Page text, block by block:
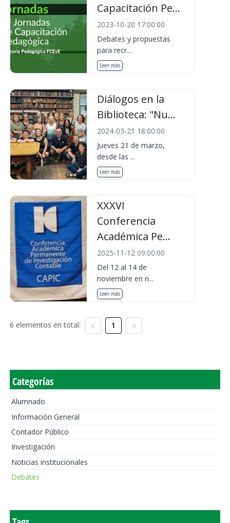
Capacitación Pe...
2023-10-20 17:00:00
Debates y propuestas
para recr...
Leer más
Diálogos en la
Biblioteca: "Nu...
2024-03-21 18:00:00
Jueves 21 de marzo,
desde las ...
Leer más
XXXVI
Conferencia
Académica Pe...
2025-11-12 09:00:00
Del 12 al 14 de
noviembre en n...
Leer más
6 elementos en total: 1
Categorías
Alumnado
Información General
Contador Público
Investigación
Noticias institucionales
Debates